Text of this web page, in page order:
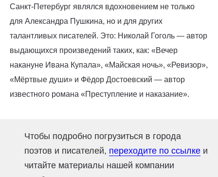
Санкт-Петербург являлся вдохновением не только
для Александра Пушкина, но и для других
талантливых писателей. Это: Николай Гоголь — автор
выдающихся произведений таких, как: «Вечер
накануне Ивана Купала», «Майская ночь», «Ревизор»,
«Мёртвые души» и Фёдор Достоевский — автор
известного романа «Преступление и наказание».
Чтобы подробно погрузиться в города
поэтов и писателей, переходите по ссылке и
читайте материалы нашей компании